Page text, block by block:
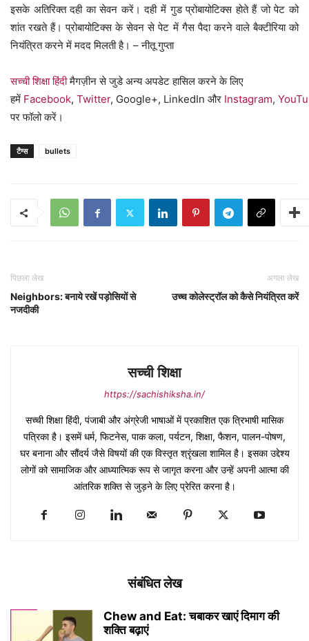
इसके अतिरिक्त दही का सेवन करें। दही में गुड प्रोबायोटिक्स होते हैं जो पेट को
शांत रखते हैं। प्रोबायोटिक्स के सेवन से पेट में गैस पैदा करने वाले बैक्टीरिया को
नियंत्रित करने में मदद मिलती है। – नीतू गुप्ता
सच्ची शिक्षा हिंदीमैगज़ीन से जुडे अन्य अपडेट हासिल करने के लिए
हमें Facebook, Twitter, Google+, LinkedIn और Instagram,
पर फॉलो करें।
टैग्स bullets
पिछला लेख
Neighbors: बनाये रखें पड़ोसियों से
नजदीकी
अगला लेख
उच्च कोलेस्ट्रॉल को कैसे नियंत्रित करें
सच्ची शिक्षा
https://sachishiksha.in/
सच्ची शिक्षा हिंदी, पंजाबी और अंग्रेजी भाषाओं में प्रकाशित एक त्रिभाषी मासिक
पत्रिका है। इसमें धर्म, फिटनेस, पाक कला, पर्यटन, शिक्षा, फैशन, पालन-पोषण,
घर बनाना और सौंदर्य जैसे विषयों की एक विस्तृत श्रृंखला शामिल है। इसका उद्देश्य
लोगों को सामाजिक और आध्यात्मिक रूप से जागृत करना और उन्हें अपनी आत्मा की
आंतरिक शक्ति से जुड़ने के लिए प्रेरित करना है।
संबंधित लेख
Chew and Eat: चबाकर खाएं दिमाग की
शक्ति बढ़ाएं